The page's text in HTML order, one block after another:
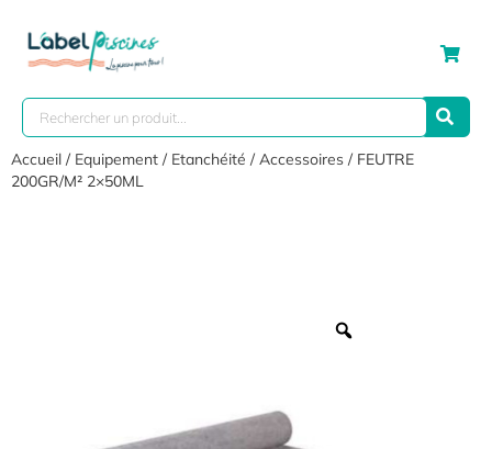
Accueil / Equipement / Etanchéité /Accessoires / FEUTRE
200GR/M² 2×50ML